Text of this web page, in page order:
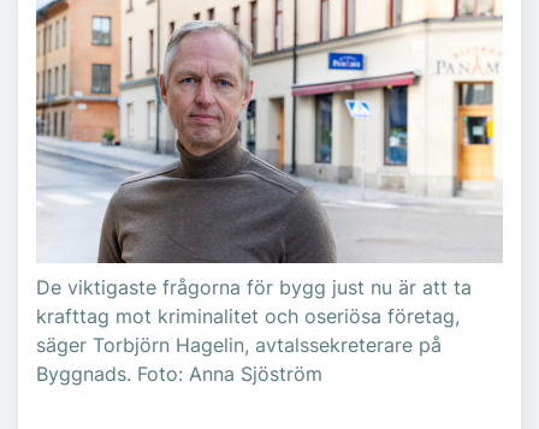
De viktigaste frågorna för bygg just nu är att ta
krafttag mot kriminalitet och oseriösa företag,
säger Torbjörn Hagelin, avtalssekreterare på
Byggnads. Foto: Anna Sjöström